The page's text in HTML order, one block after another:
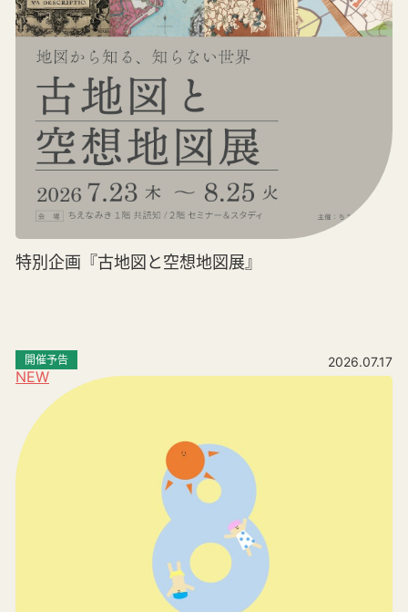
特別企画『古地図と空想地図展』
NEW
開催予告 2026.07.17